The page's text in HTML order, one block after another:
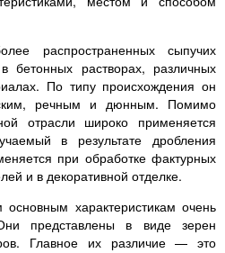
распространенных сыпучих
бетонных растворах, различных
По типу происхождения он
речным и дюнным. Помимо
отрасли широко применяется
в результате дробления
при обработке фактурных
и в декоративной отделке.
характеристикам очень
представлены в виде зерен
Главное их различие — это